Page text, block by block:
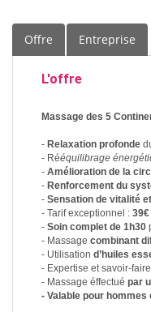
Offre Entreprise
L'offre
Massage des 5
- Relaxation profonde
- Rééquilibrage
- Amélioration de la
- Renforcement du
- Sensation de vitalité
- Tarif exceptionnel : 39€
- Soin complet de 1h30
- Massage combinant
- Utilisation d’huiles
- Expertise et savoir-
- Massage éffectué par
- Valable pour hommes